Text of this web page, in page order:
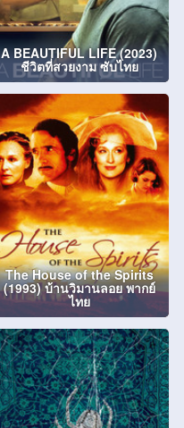
A BEAUTIFUL LIFE (2023)
ชีวิตที่สวยงาม ซับไทย
The House of the Spirits
(1993) บ้านวิมานลอย พากย์
ไทย